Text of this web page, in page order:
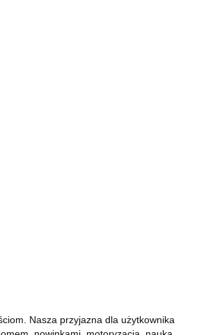
Nasza przyjazna dla użytkownika